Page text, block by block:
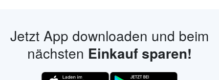
Jetzt App downloaden und beim
nächsten Einkauf sparen!